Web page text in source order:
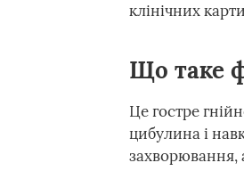
клінічних
Що таке
Це гостре
цибулина і
захворювання,